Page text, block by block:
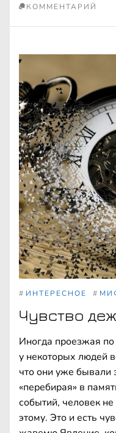
КОММЕНТАРИЙ
# ИНТЕРЕСНОЕ #
Чувство
Иногда проезжая
у некоторых людей
что они уже бывали
«перебирая» в
событий, человек
этому. Это и есть